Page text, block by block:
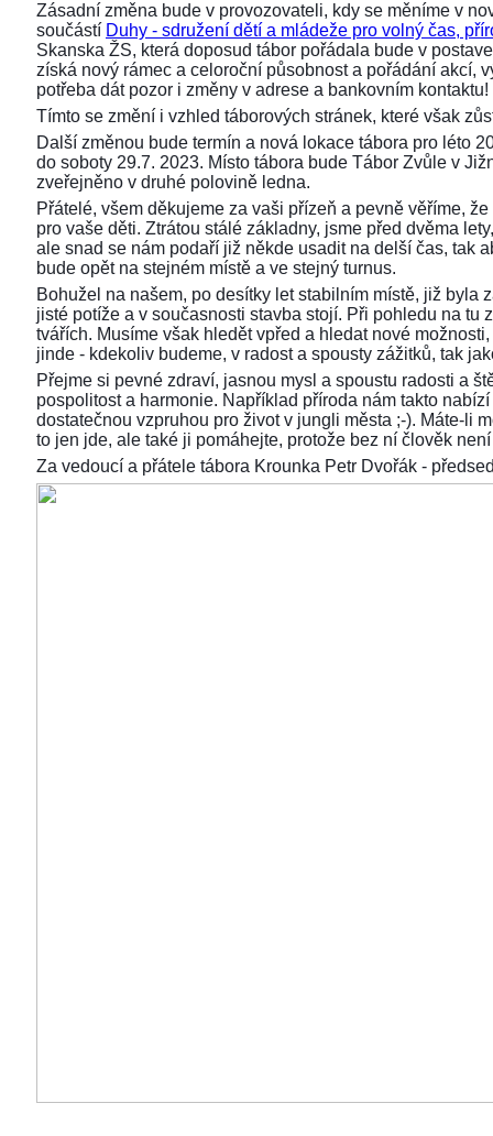
Zásadní změna bude v provozovateli, kdy se měníme v
součástí Duhy - sdružení dětí a mládeže pro volný čas,
Skanska ŽS, která doposud tábor pořádala bude v
získá nový rámec a celoroční působnost a pořádání akcí,
potřeba dát pozor i změny v adrese a bankovním kontaktu!
Tímto se změní i vzhled táborových stránek, které však
Další změnou bude termín a nová lokace tábora pro léto
do soboty 29.7. 2023. Místo tábora bude Tábor Zvůle v
zveřejněno v druhé polovině ledna.
Přátelé, všem děkujeme za vaši přízeň a pevně věříme,
pro vaše děti. Ztrátou stálé základny, jsme před dvěma
ale snad se nám podaří již někde usadit na delší čas, tak
bude opět na stejném místě a ve stejný turnus.
Bohužel na našem, po desítky let stabilním místě, již byla
jisté potíže a v současnosti stavba stojí. Při pohledu na tu
tvářích. Musíme však hledět vpřed a hledat nové
jinde - kdekoliv budeme, v radost a spousty zážitků, tak
Přejme si pevné zdraví, jasnou mysl a spoustu radosti a
pospolitost a harmonie. Například příroda nám takto
dostatečnou vzpruhou pro život v jungli města ;-). Máte-li
to jen jde, ale také ji pomáhejte, protože bez ní člověk
Za vedoucí a přátele tábora Krounka Petr Dvořák -